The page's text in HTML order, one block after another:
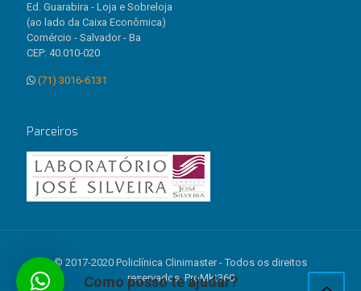
Ed. Guarabira - Loja e Sobreloja
(ao lado da Caixa Econômica)
Comércio - Salvador - Ba
CEP: 40.010-020
(71) 3016-6131
Parceiros
© 2017-2020 Policlínica Clinimaster - Todos os direitos
reservados. ProMkt360
Como posso te ajudar?